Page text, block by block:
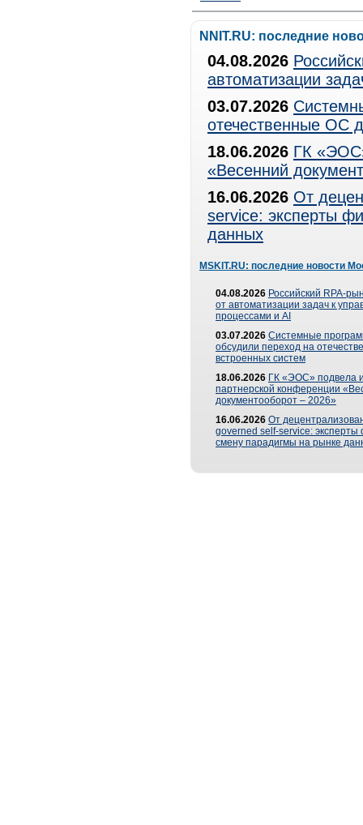
NNIT.RU: последние
04.08.2026
автоматизации
03.07.2026
отечественные ОС
18.06.2026 ГК
«Весенний
16.06.2026 От
service: эксперты
данных
MSKIT.RU: последние новости
04.08.2026 Российский RPA-
от автоматизации задач к
процессами и AI
03.07.2026 Системные
обсудили переход на
встроенных систем
18.06.2026 ГК «ЭОС» подвела
партнерской конференции
документооборот – 2026»
16.06.2026 От
governed self-service: эксперты
смену парадигмы на рынке